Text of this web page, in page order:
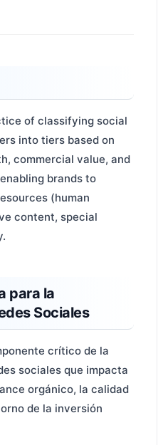
of classifying social
into tiers based on
commercial value, and
brands to
(human
content, special
para la
Sociales
crítico de la
sociales que impacta
orgánico, la calidad
de la inversión